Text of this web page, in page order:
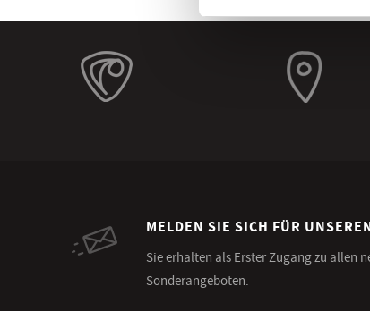
MELDEN SIE SICH FÜR
Sie erhalten als Erster Zugang zu allen
Sonderangeboten.